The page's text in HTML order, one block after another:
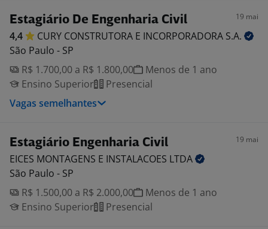
Estagiário De Engenharia Civil 19 mai
4,4 CURY CONSTRUTORA E INCORPORADORA S.A.
São Paulo - SP
R$ 1.700,00 a R$ 1.800,00
Menos de 1 ano
Ensino Superior
Presencial
Vagas semelhantes
Estagiário Engenharia Civil 19 mai
EICES MONTAGENS E INSTALACOES LTDA
São Paulo - SP
R$ 1.500,00 a R$ 2.000,00
Menos de 1 ano
Ensino Superior
Presencial